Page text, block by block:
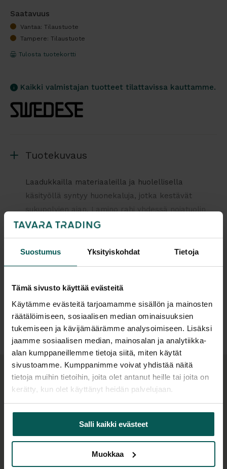
Suostumus Yksityiskohdat Tietoja
Tämä sivusto käyttää evästeitä
Käytämme evästeitä tarjoamamme sisällön ja mainosten
räätälöimiseen, sosiaalisen median ominaisuuksien
tukemiseen ja kävijämäärämme analysoimiseen. Lisäksi
jaamme sosiaalisen median, mainosalan ja analytiikka-
alan kumppaneillemme tietoja siitä, miten käytät
sivustoamme. Kumppanimme voivat yhdistää näitä
tietoja muihin tietoihin, joita olet antanut heille tai joita on
kerätty, kun olet käyttänyt heidän palvelujaan.
Salli kaikki evästeet
Muokkaa
Saatavuus
Vantaa: Tilaustuote
Tampere: Tilaustuote
Tulosta tuotekortti
Kaikki valmistajan tuotteet tilattavissa kauttamme.
Tuotekuvaus
Laadukkailla materiaaleilla ja huolellisella
käsityöllä syntyy huonekaluja, jotka kestävät
sukupolvien ajan. Lamino rahi yhdessä nojatuolin
kanssa on täydellinen esimerkki ajattomasta
muotoilusta. Tuotteet päällystetään
lampaannahalla, tekstiilillä tai nahalla ja niitä on
saatavana useilla eri puulajeilla ja
Lisätiedoista ja kuvista löydät tarkemmat tiedot!
Suunnittelija
Lisätiedot
Tuotteen lisätuotteet